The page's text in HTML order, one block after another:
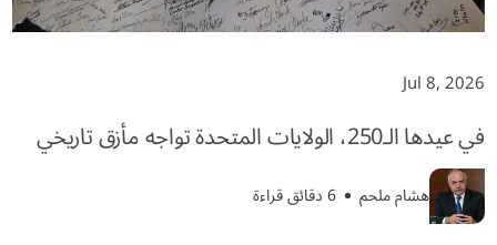
Jul 8, 2026
في عيدها الـ250، الولايات المتحدة تواجه مأزق تاريخي
هشام ملحم 6 دقائق قراءة